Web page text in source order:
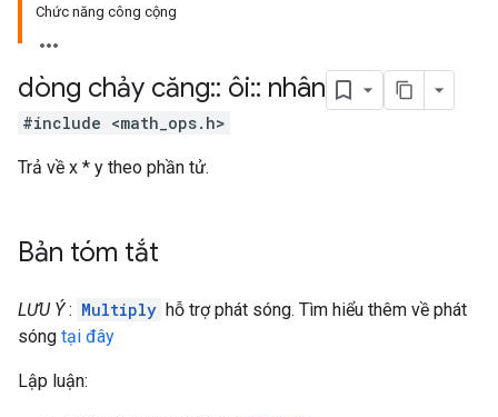
Chức năng công cộng
dòng chảy căng:: ôi:: nhân
#include <math_ops.h>
Trả về x * y theo phần tử.
Bản tóm tắt
LƯU Ý: Multiply hỗ trợ phát sóng. Tìm hiểu thêm về phát
sóng tại đây
Lập luận: